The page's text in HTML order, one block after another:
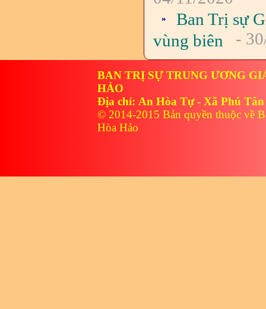
Ban Trị sự
vùng biên
-
BAN TRỊ SỰ TRUNG ƯƠNG
HẢO
Địa chỉ: An Hòa Tự - Xã Phú
© 2014-2015 Bản quyền thuộc về
Hòa Hảo